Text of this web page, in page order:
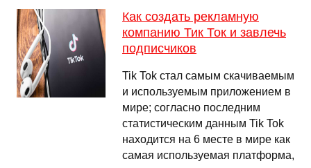
Как создать рекламную
компанию Тик Ток и завлечь
подписчиков
Tik Tok стал самым скачиваемым
и используемым приложением в
мире; согласно последним
статистическим данным Tik Tok
находится на 6 месте в мире как
самая используемая платформа,